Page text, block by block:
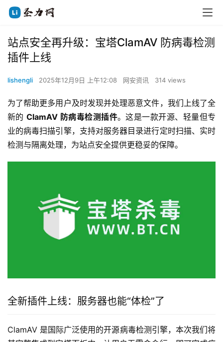
站点安全再升级：宝塔ClamAV 防病毒检测
插件上线
lishengli 2025年12月9日 上午12:08 网安资讯 314 views
为了帮助更多用户及时发现并处理恶意文件，我们上线了全
新的 ClamAV 防病毒检测插件。这是一款开源、轻量但专
业的病毒扫描引擎，支持对服务器目录进行定时扫描、实时
检测与隔离处理，为站点安全提供更稳妥的保障。
全新插件上线：服务器也能“体检”了
ClamAV 是国际广泛使用的开源病毒检测引擎，本次我们将